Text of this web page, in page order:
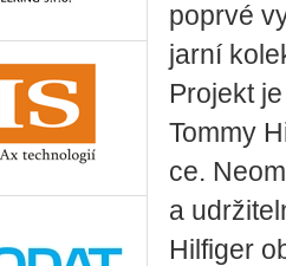
po­pr­vé
jarní
Pro­jekt
Tommy
ce.
a
Hil­fi­ger